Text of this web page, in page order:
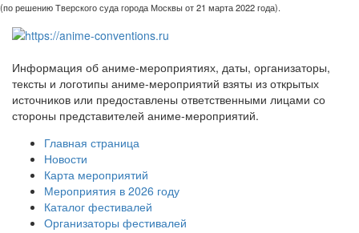
(по решению Тверского суда города Москвы от 21 марта 2022 года).
Информация об аниме-мероприятиях, даты, организаторы,
тексты и логотипы аниме-мероприятий взяты из открытых
источников или предоставлены ответственными лицами со
стороны представителей аниме-мероприятий.
Главная страница
Новости
Карта мероприятий
Мероприятия в 2026 году
Каталог фестивалей
Организаторы фестивалей